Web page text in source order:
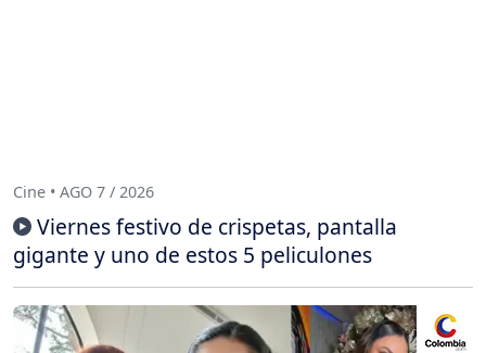
Cine • AGO 7 / 2026
Viernes festivo de crispetas, pantalla
gigante y uno de estos 5 peliculones